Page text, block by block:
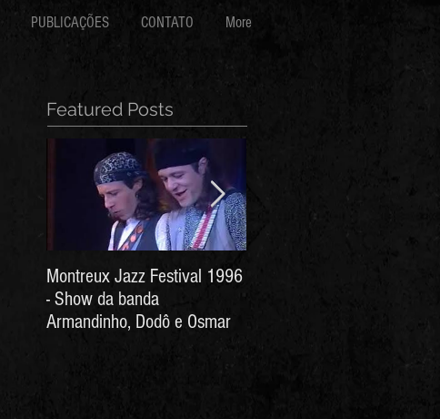
PUBLICAÇÕES CONTATO More
Featured Posts
Montreux Jazz Festival 1996
- Show da banda
Armandinho, Dodô e Osmar